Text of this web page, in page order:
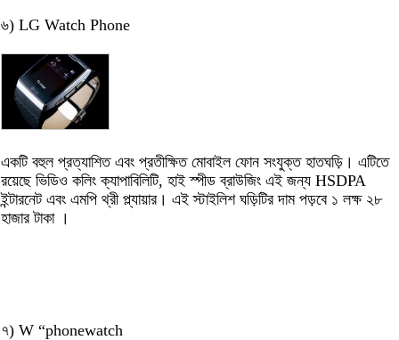
৬) LG Watch Phone
একটি বহুল প্রত্যাশিত এবং প্রতীক্ষিত মোবাইল ফোন সংযুক্ত হাতঘড়ি। এটিতে
রয়েছে ভিডিও কলিং ক্যাপাবিলিটি, হাই স্পীড ব্রাউজিং এই জন্য HSDPA
ইন্টারনেট এবং এমপি থ্রী প্ল্যায়ার। এই স্টাইলিশ ঘড়িটির দাম পড়বে ১ লক্ষ ২৮
হাজার টাকা ।
৭) W “phonewatch